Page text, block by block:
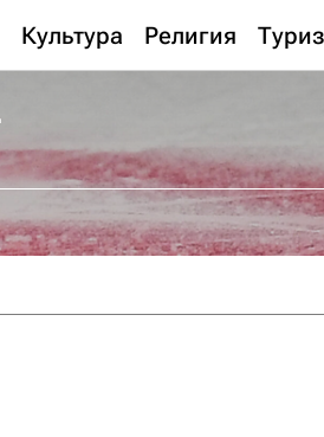
Культура Религия